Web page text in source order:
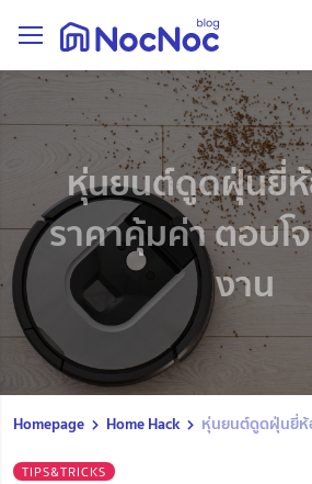
หุ่นยนต์ดูดฝุ่นยี่ห้
ราคาคุ้มค่า ตอบโ
งาน
Homepage Home Hack หุ่นยนต์ดูดฝุ่นยี่ห้
TIPS&TRICKS